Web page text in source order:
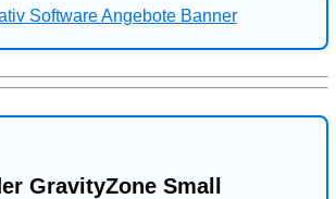
GravityZone Small